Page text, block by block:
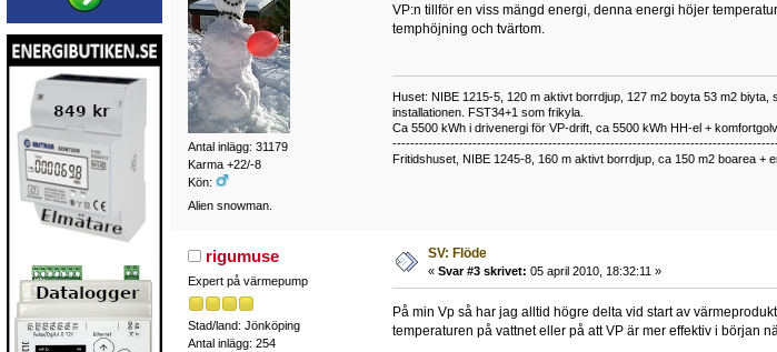
Antal inlägg: 31179
Karma +22/-8
Kön:
Alien snowman.
VP:n tillför en viss mängd energi, denna energi höjer
temphöjning och tvärtom.
Huset: NIBE 1215-5, 120 m aktivt borrdjup, 127 m2 boyta 53 m2
installationen. FST34+1 som frikyla.
Ca 5500 kWh i drivenergi för VP-drift, ca 5500 kWh HH-el +
Fritidshuset, NIBE 1245-8, 160 m aktivt borrdjup, ca 150 m2 boarea +
rigumuse
Expert på värmepump
Stad/land: Jönköping
Antal inlägg: 254
SV: Flöde
« Svar #3 skrivet: 05 april 2010, 18:32:11 »
På min Vp så har jag alltid högre delta vid start av
temperaturen på vattnet eller på att VP är mer effektiv i början